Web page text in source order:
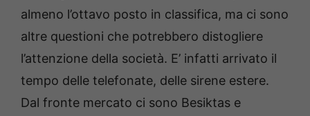
almeno l’ottavo posto in classifica, ma ci sono
altre questioni che potrebbero distogliere
l’attenzione della società. E’ infatti arrivato il
tempo delle telefonate, delle sirene estere.
Dal fronte mercato ci sono Besiktas e